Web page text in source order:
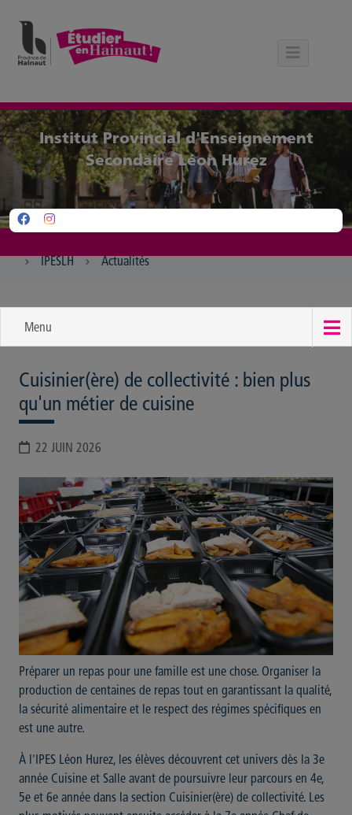
Institut Provincial d'Enseignement
Secondaire Léon Hurez
IPESLH Actualités
Menu
Cuisinier(ère) de collectivité : bien plus
qu'un métier de cuisine
22 JUIN 2026
Préparer un repas pour une famille est une chose. Organiser la
production de centaines de repas tout en garantissant la qualité,
la sécurité alimentaire et le respect des régimes spécifiques en
est une autre.
À l'IPES Léon Hurez, les élèves découvrent cet univers dès la 3e
année Cuisine et Salle avant de poursuivre leur parcours en 4e,
5e et 6e année dans la section Cuisinier(ère) de collectivité. Les